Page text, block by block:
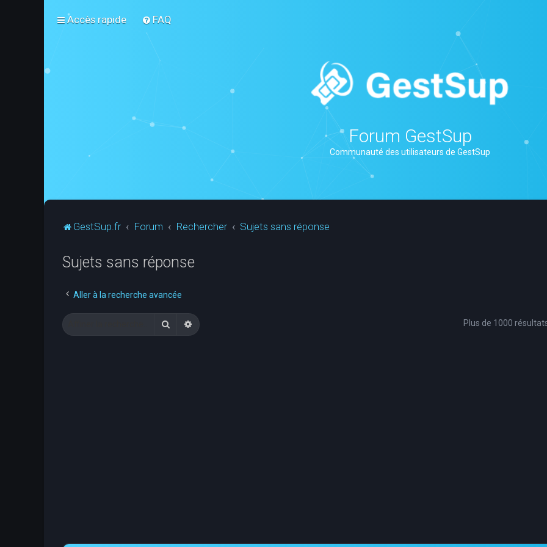
Accès rapide FAQ
Forum GestSup
Communauté des utilisateurs de GestSup
GestSup.fr Forum Rechercher Sujets sans réponse
Sujets sans réponse
Aller à la recherche avancée
RechercherRecherche avancée Plus de 1000